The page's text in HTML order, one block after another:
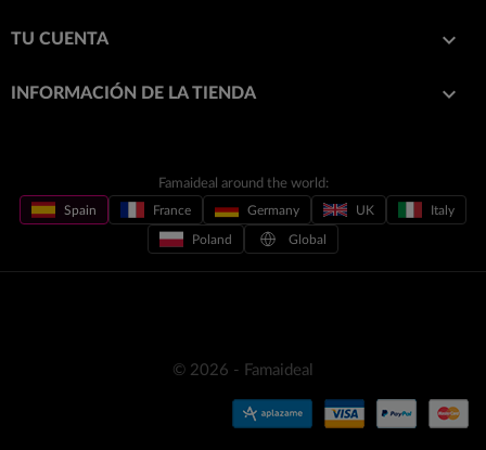
TU CUENTA 
INFORMACIÓN DE LA TIENDA keyboard_arrow_down
Famaideal around the world:
Spain France Germany UK Italy
Poland Global
© 2026 - Famaideal